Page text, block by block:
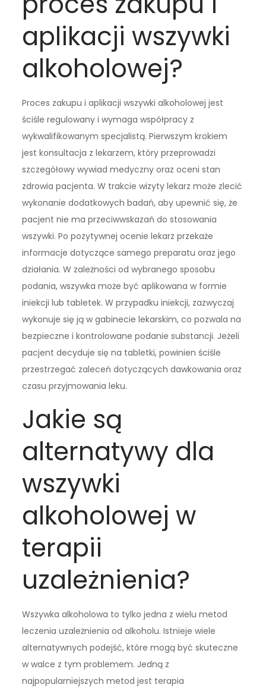
aplikacji wszywki
alkoholowej?
Proces zakupu i aplikacji wszywki alkoholowej jest
ściśle regulowany i wymaga współpracy z
wykwalifikowanym specjalistą. Pierwszym krokiem
jest konsultacja z lekarzem, który przeprowadzi
szczegółowy wywiad medyczny oraz oceni stan
zdrowia pacjenta. W trakcie wizyty lekarz może zlecić
wykonanie dodatkowych badań, aby upewnić się, że
pacjent nie ma przeciwwskazań do stosowania
wszywki. Po pozytywnej ocenie lekarz przekaże
informacje dotyczące samego preparatu oraz jego
działania. W zależności od wybranego sposobu
podania, wszywka może być aplikowana w formie
iniekcji lub tabletek. W przypadku iniekcji, zazwyczaj
wykonuje się ją w gabinecie lekarskim, co pozwala na
bezpieczne i kontrolowane podanie substancji. Jeżeli
pacjent decyduje się na tabletki, powinien ściśle
przestrzegać zaleceń dotyczących dawkowania oraz
czasu przyjmowania leku.
Jakie są
alternatywy dla
wszywki
alkoholowej w
terapii
uzależnienia?
Wszywka alkoholowa to tylko jedna z wielu metod
leczenia uzależnienia od alkoholu. Istnieje wiele
alternatywnych podejść, które mogą być skuteczne
w walce z tym problemem. Jedną z
najpopularniejszych metod jest terapia